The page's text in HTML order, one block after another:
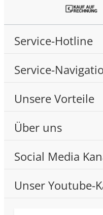
Service-Hotline
Service-
Unsere Vorteile
Über uns
Social Media
Unser Youtube-